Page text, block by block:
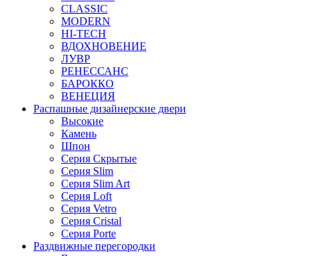
CLASSIC
MODERN
HI-TECH
ВДОХНОВЕНИЕ
ЛУВР
РЕНЕССАНС
БАРОККО
ВЕНЕЦИЯ
Распашные дизайнерские двери
Высокие
Камень
Шпон
Серия Скрытые
Серия Slim
Серия Slim Art
Серия Loft
Серия Vetro
Серия Cristal
Серия Porte
Раздвижные перегородки